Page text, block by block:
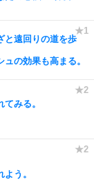
と遠回りの道を歩
の効果も高まる。
みる。
う。